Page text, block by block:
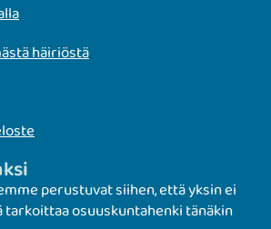
häiriöstä
perustuvat siihen, että yksin ei
osuuskuntahenki tänäkin